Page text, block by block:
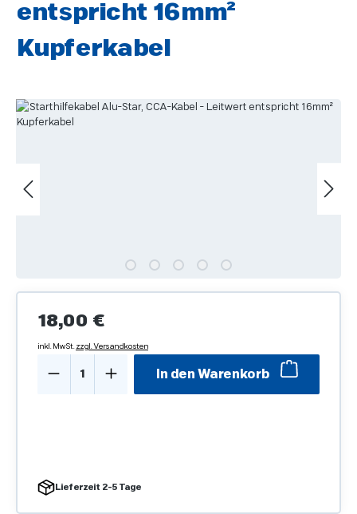
entspricht 16mm²
Kupferkabel
Bildergalerie überspringen
Regulärer Preis:
18,00 €
inkl. MwSt. zzgl. Versandkosten
Produkt Anzahl: Gib den gewünschten
In den Warenkorb
Lieferzeit 2-5 Tage